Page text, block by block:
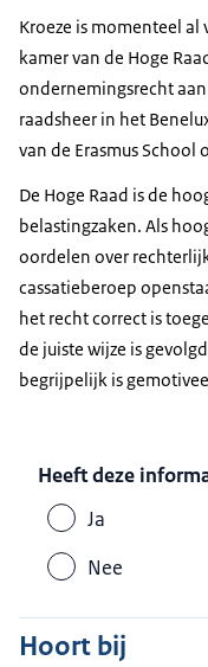
Kroeze is momenteel
kamer van de Hoge
ondernemingsrecht
raadsheer in het
van de ErasmusSchool
De Hoge Raad is de
belastingzaken. Als
oordelen over
cassatieberoep
het recht correct is
de juiste wijze is
begrijpelijk is
Heeft deze
Ja
Nee
Hoort bij